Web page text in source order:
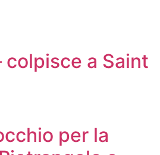
colpisce a Saint
per la